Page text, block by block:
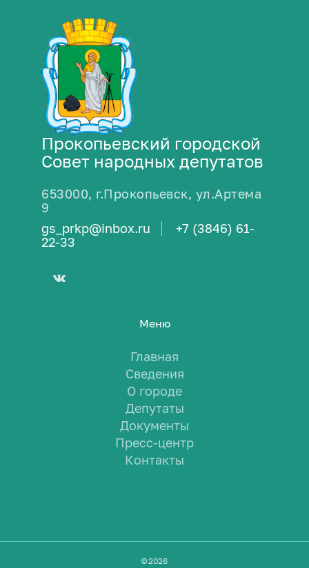
Прокопьевский городской
Совет народных депутатов
653000, г.Прокопьевск, ул.Артема
9
gs_prkp@inbox.ru
+7 (3846) 61-
22-33
Меню
Главная
Сведения
О городе
Депутаты
Документы
Пресс-центр
Контакты
©2026